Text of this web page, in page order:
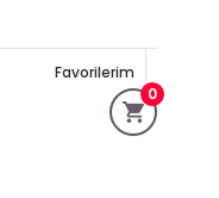
0
Favorilerim